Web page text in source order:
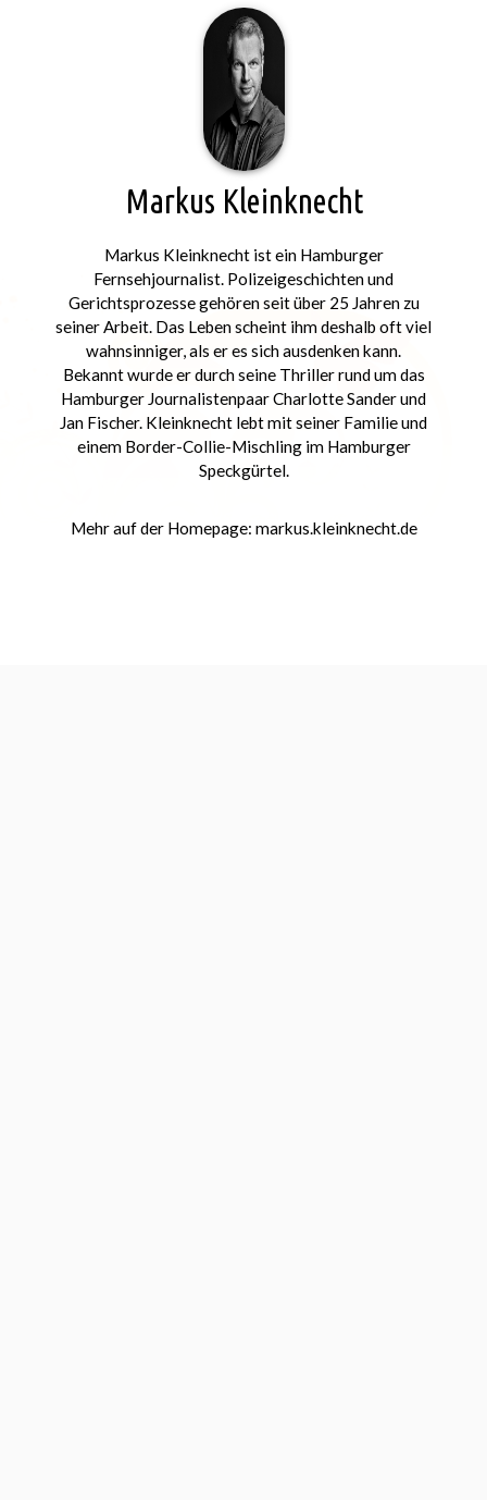
Markus Kleinknecht
Markus Kleinknecht ist ein Hamburger
Fernsehjournalist. Polizeigeschichten und
Gerichtsprozesse gehören seit über 25 Jahren zu
seiner Arbeit. Das Leben scheint ihm deshalb oft viel
wahnsinniger, als er es sich ausdenken kann.
Bekannt wurde er durch seine Thriller rund um das
Hamburger Journalistenpaar Charlotte Sander und
Jan Fischer. Kleinknecht lebt mit seiner Familie und
einem Border-Collie-Mischling im Hamburger
Speckgürtel.
Mehr auf der Homepage: markus.kleinknecht.de